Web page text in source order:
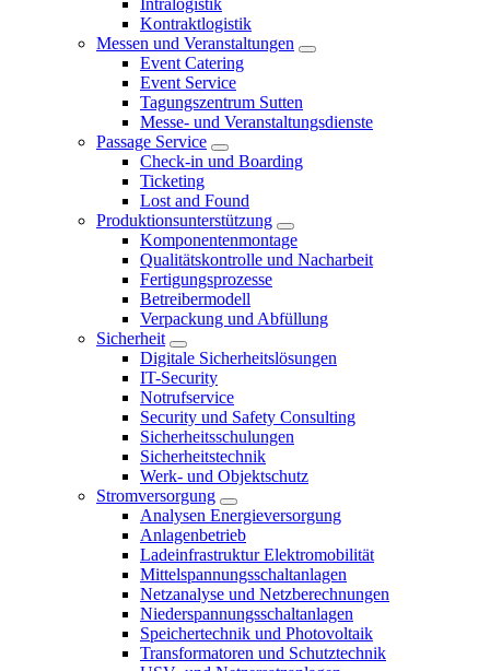
Intralogistik
Kontraktlogistik
Messen und Veranstaltungen
Event Catering
Event Service
Tagungszentrum Sutten
Messe- und Veranstaltungsdienste
Passage Service
Check-in und Boarding
Ticketing
Lost and Found
Produktionsunterstützung
Komponentenmontage
Qualitätskontrolle und Nacharbeit
Fertigungsprozesse
Betreibermodell
Verpackung und Abfüllung
Sicherheit
Digitale Sicherheitslösungen
IT-Security
Notrufservice
Security und Safety Consulting
Sicherheitsschulungen
Sicherheitstechnik
Werk- und Objektschutz
Stromversorgung
Analysen Energieversorgung
Anlagenbetrieb
Ladeinfrastruktur Elektromobilität
Mittelspannungsschaltanlagen
Netzanalyse und Netzberechnungen
Niederspannungsschaltanlagen
Speichertechnik und Photovoltaik
Transformatoren und Schutztechnik